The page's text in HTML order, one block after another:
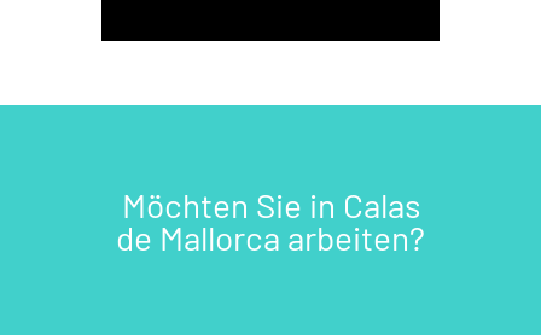
Möchten Sie in Calas
de Mallorca arbeiten?